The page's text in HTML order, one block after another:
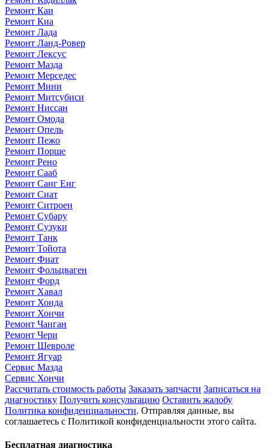
Ремонт Каи
Ремонт Киа
Ремонт Лада
Ремонт Ланд-Ровер
Ремонт Лексус
Ремонт Мазда
Ремонт Мерседес
Ремонт Мини
Ремонт Митсубиси
Ремонт Ниссан
Ремонт Омода
Ремонт Опель
Ремонт Пежо
Ремонт Порше
Ремонт Рено
Ремонт Сааб
Ремонт Санг Енг
Ремонт Сиат
Ремонт Ситроен
Ремонт Субару
Ремонт Сузуки
Ремонт Танк
Ремонт Тойота
Ремонт Фиат
Ремонт Фольцваген
Ремонт Форд
Ремонт Хавал
Ремонт Хонда
Ремонт Хончи
Ремонт Чанган
Ремонт Чери
Ремонт Шевроле
Ремонт Ягуар
Сервис Мазда
Сервис Хончи
Рассчитать стоимость работы Заказать запчасти Записаться на
диагностику Получить консультацию Оставить жалобу
Политика конфиденциальности. Отправляя данные, вы
соглашаетесь с Политикой конфиденциальности этого сайта.
Бесплатная диагностика